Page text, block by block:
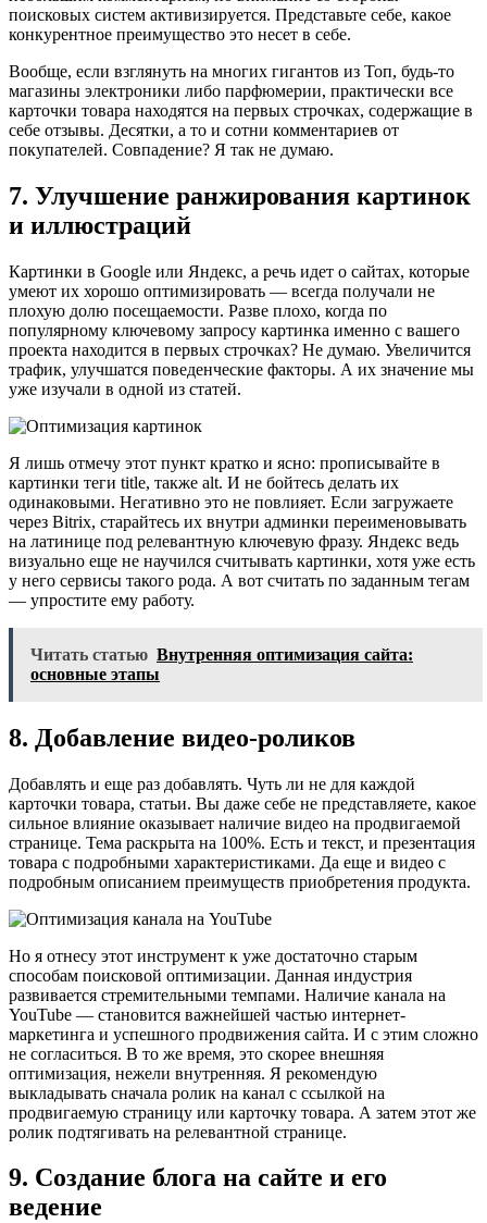
поисковых систем активизируется. Представьте себе, какое
конкурентное преимущество это несет в себе.
Вообще, если взглянуть на многих гигантов из Топ, будь-то
магазины электроники либо парфюмерии, практически все
карточки товара находятся на первых строчках, содержащие в
себе отзывы. Десятки, а то и сотни комментариев от
покупателей. Совпадение? Я так не думаю.
7. Улучшение ранжирования картинок
и иллюстраций
Картинки в Google или Яндекс, а речь идет о сайтах, которые
умеют их хорошо оптимизировать — всегда получали не
плохую долю посещаемости. Разве плохо, когда по
популярному ключевому запросу картинка именно с вашего
проекта находится в первых строчках? Не думаю. Увеличится
трафик, улучшатся поведенческие факторы. А их значение мы
уже изучали в одной из статей.
Я лишь отмечу этот пункт кратко и ясно: прописывайте в
картинки теги title, также alt. И не бойтесь делать их
одинаковыми. Негативно это не повлияет. Если загружаете
через Bitrix, старайтесь их внутри админки переименовывать
на латинице под релевантную ключевую фразу. Яндекс ведь
визуально еще не научился считывать картинки, хотя уже есть
у него сервисы такого рода. А вот считать по заданным тегам
— упростите ему работу.
Читать статью Внутренняя оптимизация сайта:
основные этапы
8. Добавление видео-роликов
Добавлять и еще раз добавлять. Чуть ли не для каждой
карточки товара, статьи. Вы даже себе не представляете, какое
сильное влияние оказывает наличие видео на продвигаемой
странице. Тема раскрыта на 100%. Есть и текст, и презентация
товара с подробными характеристиками. Да еще и видео с
подробным описанием преимуществ приобретения продукта.
Но я отнесу этот инструмент к уже достаточно старым
способам поисковой оптимизации. Данная индустрия
развивается стремительными темпами. Наличие канала на
YouTube — становится важнейшей частью интернет-
маркетинга и успешного продвижения сайта. И с этим сложно
не согласиться. В то же время, это скорее внешняя
оптимизация, нежели внутренняя. Я рекомендую
выкладывать сначала ролик на канал с ссылкой на
продвигаемую страницу или карточку товара. А затем этот же
ролик подтягивать на релевантной странице.
9. Создание блога на сайте и его
ведение